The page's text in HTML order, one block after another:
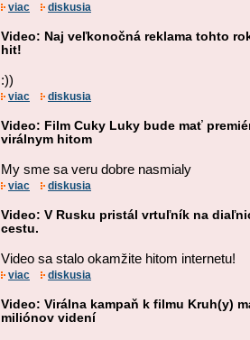
viac diskusia
Video: Naj veľkonočná reklama tohto
hit!
:))
viac diskusia
Video: Film Cuky Luky bude mať
virálnym hitom
My sme sa veru dobre nasmialy
viac diskusia
Video: V Rusku pristál vrtuľník na
cestu.
Video sa stalo okamžite hitom internetu!
viac diskusia
Video: Virálna kampaň k filmu Kruh(y)
miliónov videní